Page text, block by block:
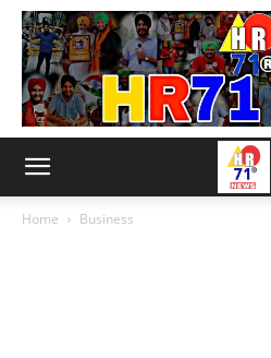
Home Business